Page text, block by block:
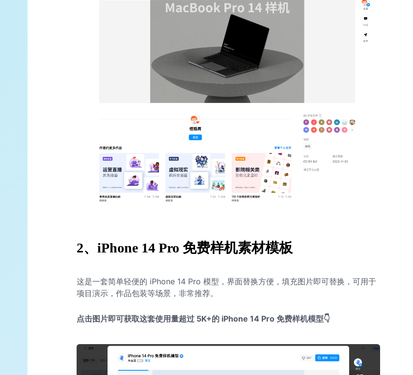
2、iPhone 14 Pro 免费样机素材模板
这是一套简单轻便的 iPhone 14 Pro 模型，界面替换方便，填充图片即可替换，可用于
项目演示，作品包装等场景，非常推荐。
点击图片即可获取这套使用量超过 5K+的 iPhone 14 Pro 免费样机模型👇